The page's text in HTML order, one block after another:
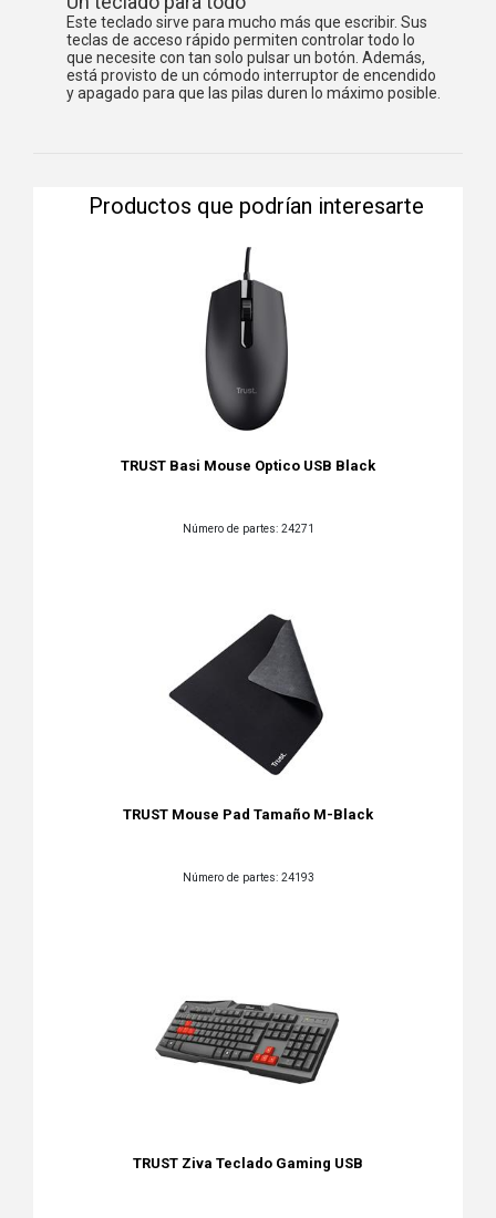
Este teclado sirve para mucho más que escribir. Sus
teclas de acceso rápido permiten controlar todo lo
que necesite con tan solo pulsar un botón. Además,
está provisto de un cómodo interruptor de encendido
y apagado para que las pilas duren lo máximo posible.
Productos que podrían interesarte
TRUST Basi Mouse Optico USB Black
Número de partes: 24271
TRUST Mouse Pad Tamaño M-Black
Número de partes: 24193
TRUST Ziva Teclado Gaming USB